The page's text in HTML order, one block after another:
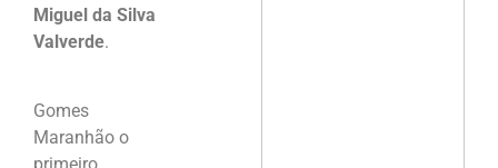
Miguel da Silva
Valverde.
Gomes
Maranhão o